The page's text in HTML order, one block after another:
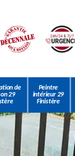
de
29
Peintre
intérieur 29
Finistère